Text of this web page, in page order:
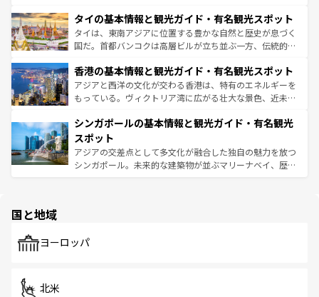
わってみてほしい。 なお、新着の韓国情報はコンテンツ一
覧 を参照してほしい。
急速な発展と共に伝統が息づく。ハノイの古い町並みやホ
ーチミン市のフランス統治時代の建物も、独特の雰囲気を
醸し出している。また、バラエティの豊かさとおいしさで
とつ。フォーやバインミー、ベトナムコーヒーなどは、ぜ
ひ現地で味わいたい。どの地域を訪れてもあたたかい人々
が旅行者を迎えてくれるので、きっと忘れられない旅にな
参照してほしい。
タイの基本情報と観光ガイド・有名観光スポット
タイは、東南アジアに位置する豊かな自然と歴史が息づく
国だ。首都バンコクは高層ビルが立ち並ぶ一方、伝統的な
の活気が交差している。北部ではチェンマイなどの山岳地
帯で自然と触れ合い、南部ではプーケットやクラビの美し
いビーチでリゾート気分を楽しむことができる。タイ料理
激する。気候は一年中温暖で、どの季節にも異なる楽しみ
が待っている。親しみやすいタイの人々、仏教を中心とし
た文化、そして多様な観光資源が、訪れる旅人を魅了し続
ける。 なお、新着のタイ情報はコンテンツ一覧を参照して
香港の基本情報と観光ガイド・有名観光スポット
アジアと西洋の文化が交わる香港は、特有のエネルギーを
もっている。ヴィクトリア湾に広がる壮大な景色、近未来
み、どこを訪れても感動するはず。観光スポットが密集し
ており、効率よく見どころを回れるのも魅力。息をのむよ
うな絶景から文化的な体験まで、香港を存分に楽しみ尽く
そう。 なお、新着の香港情報はコンテンツ一覧を参照して
シンガポールの基本情報と観光ガイド・有名観光
スポット
アジアの交差点として多文化が融合した独自の魅力を放つ
シンガポール。未来的な建築物が並ぶマリーナベイ、歴史
で、ホーカーズは地元の風情を楽しめる外せないスポット
国と地域
ヨーロッパ
北米